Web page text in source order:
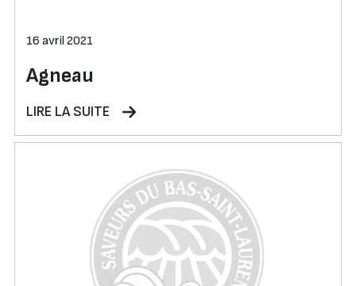
16 avril 2021
Agneau
LIRE LA SUITE